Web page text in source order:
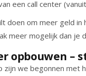
een call center
doen om meer geld in
meer mogelijk dan je
opbouwen –
zijn we begonnen met